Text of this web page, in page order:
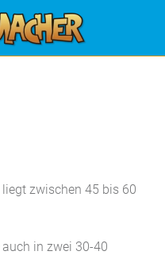
zwischen 45 bis 60
in zwei 30-40